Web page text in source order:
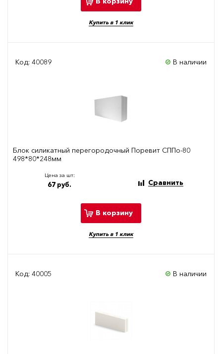
Купить в 1 клик
Код: 40089 В наличии
Блок силикатный перегородочный Поревит СППо-80
498*80*248мм
Цена за шт:
67 руб. Сравнить
В корзину
Купить в 1 клик
Код: 40005 В наличии